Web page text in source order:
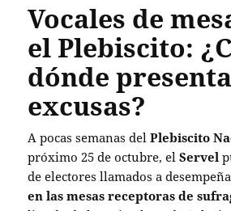
Vocales de
el Plebiscito:
dónde
excusas?
A pocas semanas delPlebiscito
próximo 25 de octubre, elServel
de electores llamados a
en las mesas receptoras de